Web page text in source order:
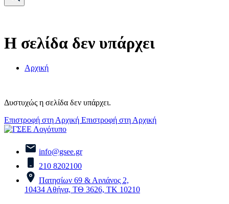
Η σελίδα δεν υπάρχει
Αρχική
Δυστυχώς η σελίδα δεν υπάρχει.
Επιστροφή στη Αρχική Επιστροφή στη Αρχική
info@gsee.gr
210 8202100
Πατησίων 69 & Αινιάνος 2,
10434 Αθήνα, ΤΘ 3626, ΤΚ 10210